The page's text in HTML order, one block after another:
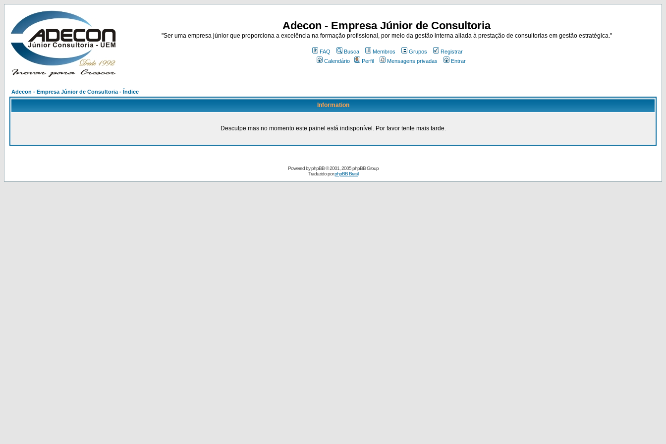
Adecon - Empresa Júnior de Consultoria
"Ser uma empresa júnior que proporciona a excelência na formação profissional, por meio da gestão interna aliada à prestação de consultorias em gestão estratégica."
FAQ Busca Membros Grupos
Registrar
Calendário
Perfil Mensagens privadas Entrar
Adecon - Empresa Júnior de Consultoria - Índice
Information
Desculpe mas no momento este painel está indisponível. Por favor tente mais tarde.
Powered byphpBB© 2001, 2005 phpBB Group
Traduzido porphpBB Brasil